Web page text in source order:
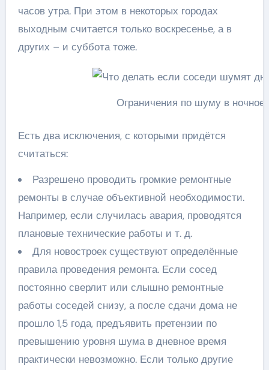
часов утра. При этом в некоторых городах
выходным считается только воскресенье, а в
других – и суббота тоже.
Ограничения по шуму в
Есть два исключения, с которыми придётся
считаться:
Разрешено проводить громкие ремонтные
ремонты в случае объективной необходимости.
Например, если случилась авария, проводятся
плановые технические работы и т. д.
Для новостроек существуют определённые
правила проведения ремонта. Если сосед
постоянно сверлит или слышно ремонтные
работы соседей снизу, а после сдачи дома не
прошло 1,5 года, предъявить претензии по
превышению уровня шума в дневное время
практически невозможно. Если только другие